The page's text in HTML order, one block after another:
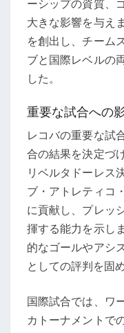
ーシップの資質、
大きな影響を与え
を創出し、チーム
ブと国際レベルの
した。
重要な試合への
レコバの重要な試
合の結果を決定づ
リベルタドーレス
ブ・アトレティコ
に貢献し、プレッ
揮する能力を示し
的なゴールやアシ
としての評判を固
国際試合では、ワ
カトーナメントで